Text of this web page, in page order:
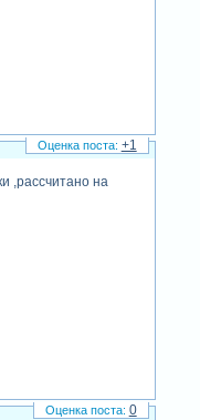
,рассчитано на
+1
0